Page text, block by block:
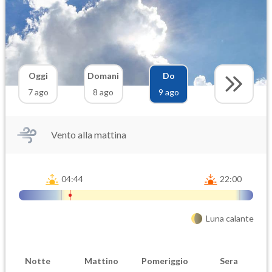
Oggi
7 ago
Domani
8 ago
Do
9 ago
Vento alla mattina
04:44 22:00
Luna calante
Notte Mattino Pomeriggio Sera